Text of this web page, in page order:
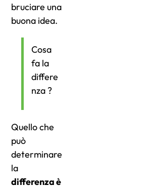
bruciare una
buona idea.
Cosa
fa la
differe
nza ?
Quello che
può
determinare
la
differenza è